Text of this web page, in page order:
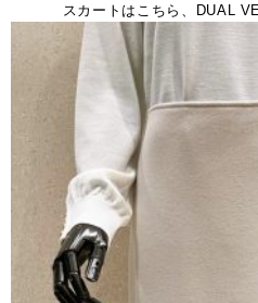
スカートはこちら、DUAL